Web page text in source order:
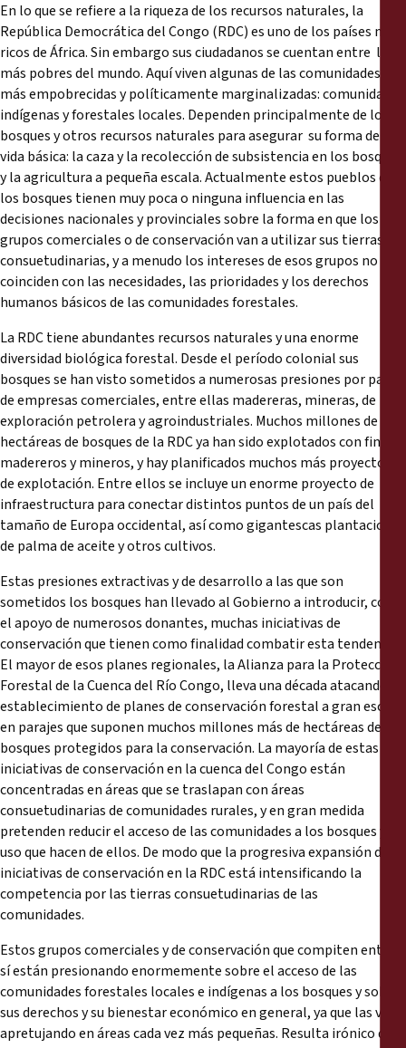
En lo que se refiere a la riqueza de los recursos naturales, la
República Democrática del Congo (RDC) es uno de los países más
ricos de África. Sin embargo sus ciudadanos se cuentan entre los
más pobres del mundo. Aquí viven algunas de las comunidades
más empobrecidas y políticamente marginalizadas: comunidades
indígenas y forestales locales. Dependen principalmente de los
bosques y otros recursos naturales para asegurar su forma de
vida básica: la caza y la recolección de subsistencia en los bosques,
y la agricultura a pequeña escala. Actualmente estos pueblos de
los bosques tienen muy poca o ninguna influencia en las
decisiones nacionales y provinciales sobre la forma en que los
grupos comerciales o de conservación van a utilizar sus tierras
consuetudinarias, y a menudo los intereses de esos grupos no
coinciden con las necesidades, las prioridades y los derechos
humanos básicos de las comunidades forestales.
La RDC tiene abundantes recursos naturales y una enorme
diversidad biológica forestal. Desde el período colonial sus
bosques se han visto sometidos a numerosas presiones por parte
de empresas comerciales, entre ellas madereras, mineras, de
exploración petrolera y agroindustriales. Muchos millones de
hectáreas de bosques de la RDC ya han sido explotados con fines
madereros y mineros, y hay planificados muchos más proyectos
de explotación. Entre ellos se incluye un enorme proyecto de
infraestructura para conectar distintos puntos de un país del
tamaño de Europa occidental, así como gigantescas plantaciones
de palma de aceite y otros cultivos.
Estas presiones extractivas y de desarrollo a las que son
sometidos los bosques han llevado al Gobierno a introducir, con
el apoyo de numerosos donantes, muchas iniciativas de
conservación que tienen como finalidad combatir esta tendencia.
El mayor de esos planes regionales, la Alianza para la Protección
Forestal de la Cuenca del Río Congo, lleva una década atacando el
establecimiento de planes de conservación forestal a gran escala
en parajes que suponen muchos millones más de hectáreas de
bosques protegidos para la conservación. La mayoría de estas
iniciativas de conservación en la cuenca del Congo están
concentradas en áreas que se traslapan con áreas
consuetudinarias de comunidades rurales, y en gran medida
pretenden reducir el acceso de las comunidades a los bosques y el
uso que hacen de ellos. De modo que la progresiva expansión de
iniciativas de conservación en la RDC está intensificando la
competencia por las tierras consuetudinarias de las
comunidades.
Estos grupos comerciales y de conservación que compiten entre
sí están presionando enormemente sobre el acceso de las
comunidades forestales locales e indígenas a los bosques y sobre
sus derechos y su bienestar económico en general, ya que las van
apretujando en áreas cada vez más pequeñas. Resulta irónico que